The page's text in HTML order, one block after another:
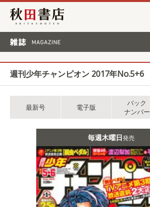
秋田書店
週刊少年チャンピオン 2017年No.5+6
最新号 電子版
バック
ナンバー
毎週木曜日発売